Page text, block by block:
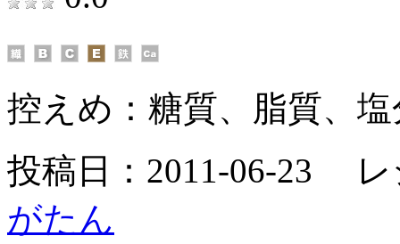
控えめ： 糖質、脂質、
投稿日：2011-06-23
がたん